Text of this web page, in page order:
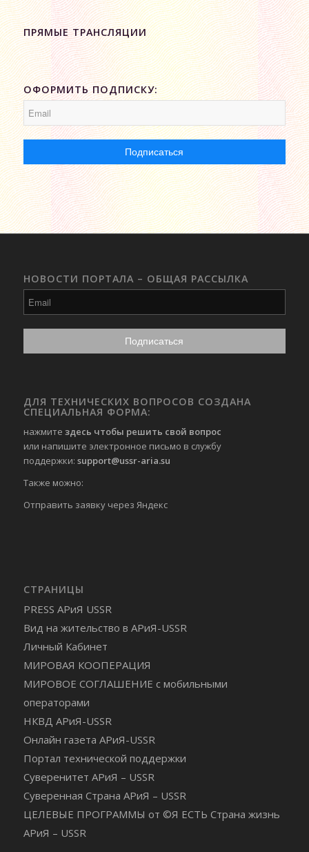
ПРЯМЫЕ ТРАНСЛЯЦИИ
ОФОРМИТЬ ПОДПИСКУ:
НОВОСТИ ПОРТАЛА – ОБЩАЯ РАССЫЛКА
ДЛЯ ТЕХНИЧЕСКИХ ВОПРОСОВ СОЗДАНА
СПЕЦИАЛЬНАЯ ФОРМА:
нажмите здесь чтобы решить свой вопрос
или напишите электронное письмо в службу
поддержки: support@ussr-aria.su
Также можно:
Отправить заявку через Яндекс
СТРАНИЦЫ
PRESS АРиЯ USSR
Вид на жительство в АРиЯ-USSR
Личный Кабинет
МИРОВАЯ КООПЕРАЦИЯ
МИРОВОЕ СОГЛАШЕНИЕ с мобильными
операторами
НКВД АРиЯ-USSR
Онлайн газета АРиЯ-USSR
Портал технической поддержки
Суверенитет АРиЯ – USSR
Суверенная Страна АРиЯ – USSR
ЦЕЛЕВЫЕ ПРОГРАММЫ от ©Я ЕСТЬ Страна жизнь
АРиЯ – USSR